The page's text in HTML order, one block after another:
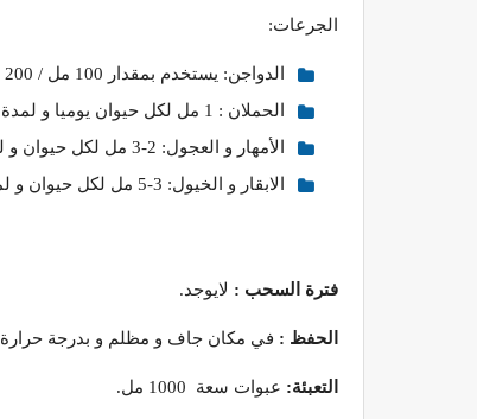
الجرعات:
الدواجن: يستخدم بمقدار 100 مل / 200 لتر من ماء الشرب في حالات الوقاية و بجرعة 200 مل / 200 لتر من ماء الشرب في حالات المعالجة و تستمر المعالجة مدة 5-7 أيام.
الحملان : 1 مل لكل حيوان يوميا و لمدة 5 أيام.
الأمهار و العجول: 2-3 مل لكل حيوان و لمدة 5 أيام.
الابقار و الخيول: 3-5 مل لكل حيوان و لمدة 5 أيام.
فترة السحب : لايوجد.
الحفظ : في مكان جاف و مظلم و بدرجة حرارة 15-25 درجة مئوية.
التعبئة: عبوات سعة 1000 مل.